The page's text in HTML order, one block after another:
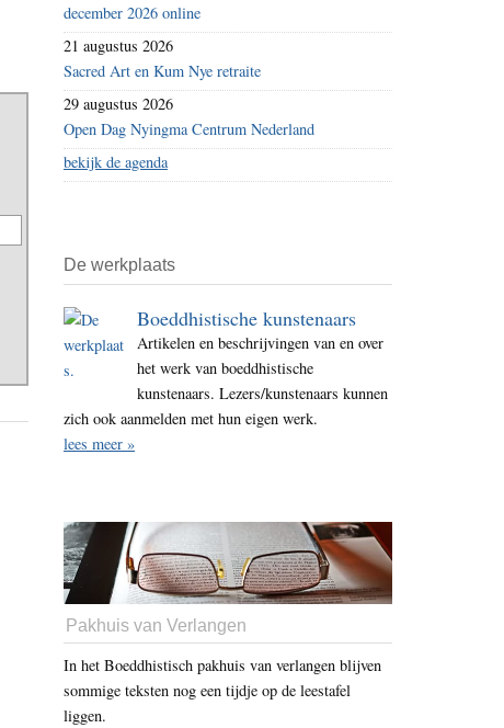
december 2026 online
21 augustus 2026
Sacred Art en Kum Nye retraite
29 augustus 2026
Open Dag Nyingma Centrum Nederland
bekijk de agenda
De werkplaats
Boeddhistische kunstenaars
Artikelen en beschrijvingen van en over
het werk van boeddhistische
kunstenaars. Lezers/kunstenaars kunnen
zich ook aanmelden met hun eigen werk.
lees meer »
Pakhuis van Verlangen
In het Boeddhistisch pakhuis van verlangen blijven
sommige teksten nog een tijdje op de leestafel
liggen.